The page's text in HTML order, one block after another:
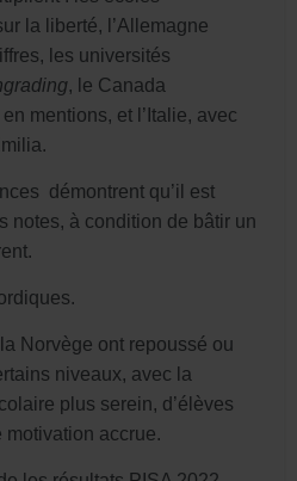
la liberté, l’Allemagne
les universités
, le Canada
mentions, et l’Italie, avec
démontrent qu’il est
notes, à condition de bâtir un
Norvège ont repoussé ou
niveaux, avec la
plus serein, d’élèves
motivation accrue.